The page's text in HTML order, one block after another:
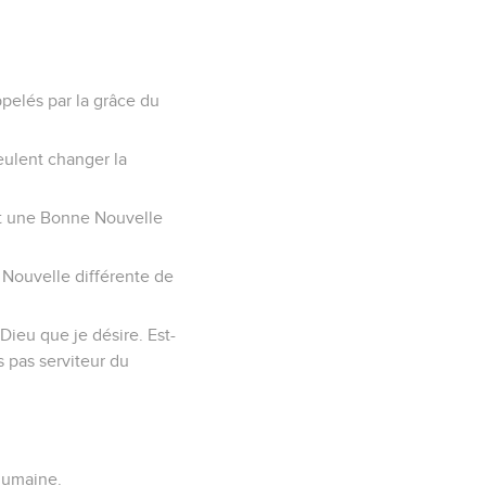
par la grâce du
changer la
une Bonne Nouvelle
Nouvelle différente de
que je désire. Est-
pas serviteur du